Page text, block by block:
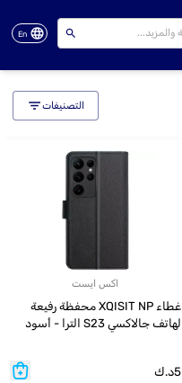
En
اكس ايست
غطاء XQISIT NP محفظة رفيعة
لهاتف جالاكسي S23 الترا - أسود
5د.ك
التصنيفات